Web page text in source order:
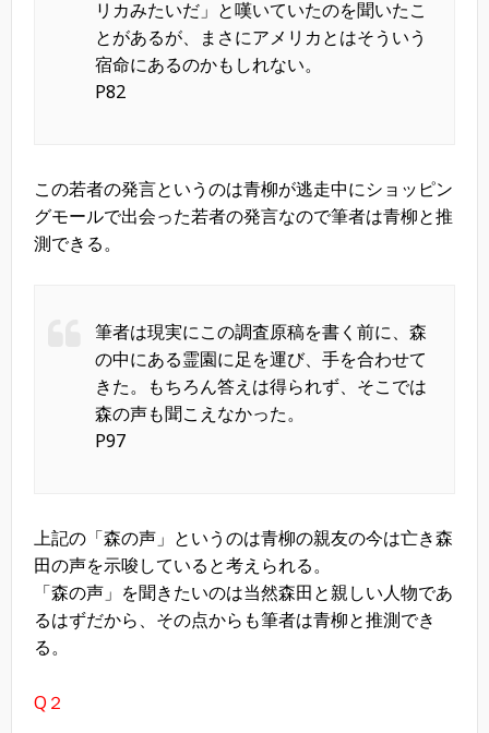
リカみたいだ」と嘆いていたのを聞いたこ
とがあるが、まさにアメリカとはそういう
宿命にあるのかもしれない。
P82
この若者の発言というのは青柳が逃走中にショッピン
グモールで出会った若者の発言なので筆者は青柳と推
測できる。
筆者は現実にこの調査原稿を書く前に、森
の中にある霊園に足を運び、手を合わせて
きた。もちろん答えは得られず、そこでは
森の声も聞こえなかった。
P97
上記の「森の声」というのは青柳の親友の今は亡き森
田の声を示唆していると考えられる。
「森の声」を聞きたいのは当然森田と親しい人物であ
るはずだから、その点からも筆者は青柳と推測でき
る。
Q２